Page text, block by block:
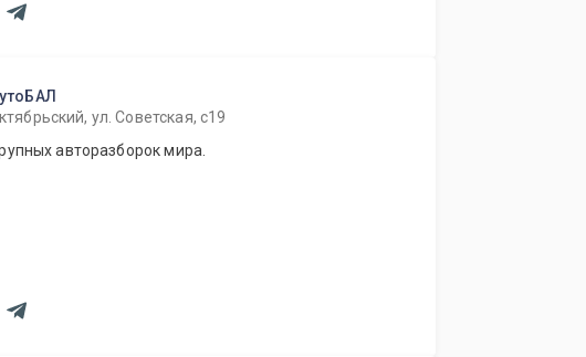
ул. Советская, с19
авторазборок мира.